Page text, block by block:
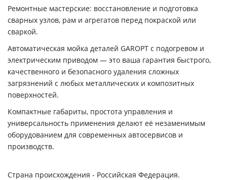
Ремонтные мастерские: восстановление и подготовка
сварных узлов, рам и агрегатов перед покраской или
сваркой.
Автоматическая мойка деталей GAROPT с подогревом и
электрическим приводом — это ваша гарантия быстрого,
качественного и безопасного удаления сложных
загрязнений с любых металлических и композитных
поверхностей.
Компактные габариты, простота управления и
универсальность применения делают её незаменимым
оборудованием для современных автосервисов и
производств.
Страна происхождения - Российская Федерация.